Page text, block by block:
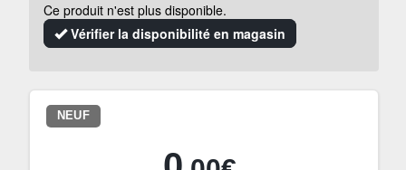
Ce produit n'est plus disponible.
Vérifier la disponibilité en magasin
NEUF